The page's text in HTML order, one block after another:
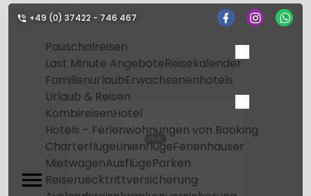
+49 (0) 37422 - 746 467
Pauschalreisen
Last Minute AngeboteReisekalender
FamilienurlaubErwachsenenhotels
Urlaub & Reisen
KombireisenHotel
Hotels - Ferienwohnungen von Booking
CharterflügeLinienflügeFerienhäuser
MietwagenAusflügeParken
Reiseruecktrittversicherung
Hukuntsi
HUK
Home Flughafen Hukuntsi